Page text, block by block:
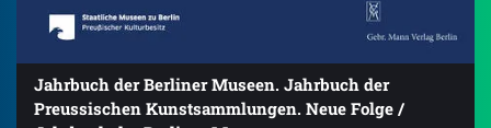
Jahrbuch der Berliner Museen. Jahrbuch der
Preussischen Kunstsammlungen. Neue Folge /